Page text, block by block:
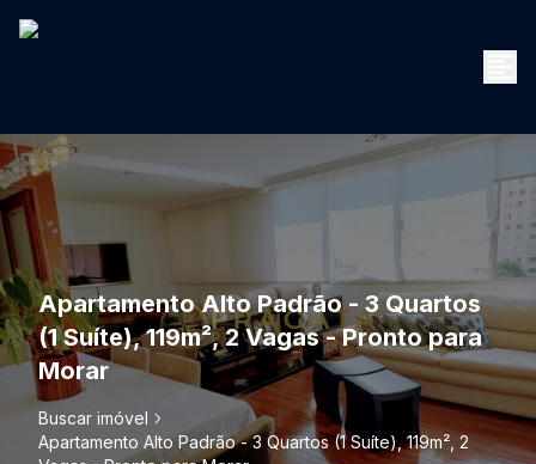
Apartamento Alto Padrão - 3 Quartos
(1 Suíte), 119m², 2 Vagas - Pronto para
Morar
Buscar imóvel
Apartamento Alto Padrão - 3 Quartos (1 Suíte), 119m², 2